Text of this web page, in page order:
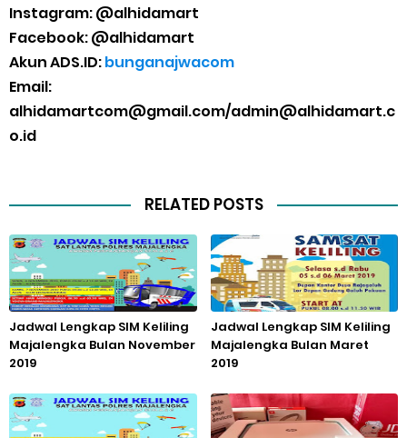
Instagram: @alhidamart
Facebook: @alhidamart
Akun ADS.ID:bunganajwacom
Email:
alhidamartcom@gmail.com/admin@alhidamart.c
o.id
RELATED POSTS
Jadwal Lengkap SIM Keliling
Majalengka Bulan November
2019
Jadwal Lengkap SIM Keliling
Majalengka Bulan Maret
2019